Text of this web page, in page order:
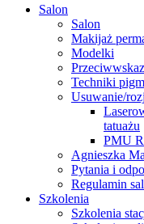
Close
Salon
Salon
Makijaż
Modelki
Techniki
Usuwanie/
tatuażu
PMU
Agnieszka
Pytania i
Regulamin
Szkolenia
Szkolenia